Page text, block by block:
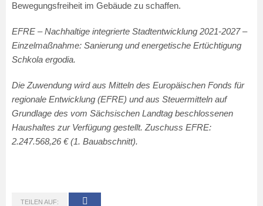
Bewegungsfreiheit im Gebäude zu schaffen.
EFRE – Nachhaltige integrierte Stadtentwicklung 2021-2027 –
Einzelmaßnahme: Sanierung und energetische Ertüchtigung
Schkola ergodia.
Die Zuwendung wird aus Mitteln des Europäischen Fonds für
regionale Entwicklung (EFRE) und aus Steuermitteln auf
Grundlage des vom Sächsischen Landtag beschlossenen
Haushaltes zur Verfügung gestellt. Zuschuss EFRE:
2.247.568,26 € (1. Bauabschnitt).
TEILEN AUF: